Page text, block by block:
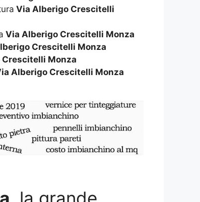
Via Alberigo Crescitelli
Via Alberigo Crescitelli Monza
Crescitelli Monza
Monza
Alberigo Crescitelli Monza